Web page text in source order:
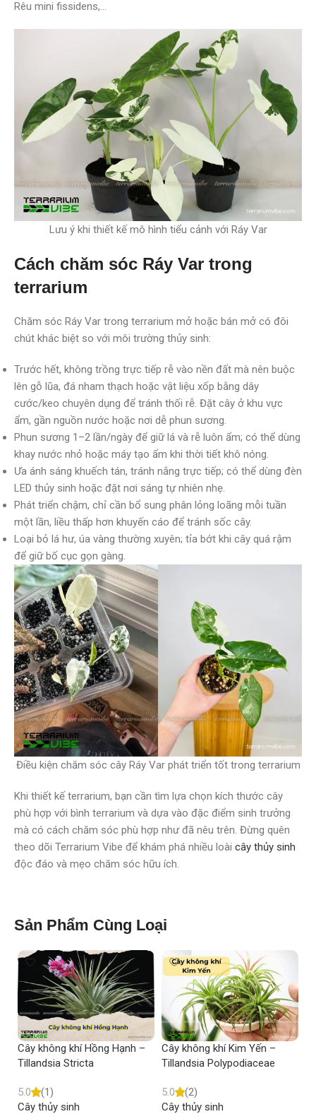
Rêu mini fissidens,…
Lưu ý khi thiết kế mô hình tiểu cảnh với Ráy Var
Cách chăm sóc Ráy Var trong
terrarium
Chăm sóc Ráy Var trong terrarium mở hoặc bán mở có đôi
chút khác biệt so với môi trường thủy sinh:
Trước hết, không trồng trực tiếp rễ vào nền đất mà nên buộc
lên gỗ lũa, đá nham thạch hoặc vật liệu xốp bằng dây
cước/keo chuyên dụng để tránh thối rễ. Đặt cây ở khu vực
ẩm, gần nguồn nước hoặc nơi dễ phun sương.
Phun sương 1–2 lần/ngày để giữ lá và rễ luôn ẩm; có thể dùng
khay nước nhỏ hoặc máy tạo ẩm khi thời tiết khô nóng.
Ưa ánh sáng khuếch tán, tránh nắng trực tiếp; có thể dùng đèn
LED thủy sinh hoặc đặt nơi sáng tự nhiên nhẹ.
Phát triển chậm, chỉ cần bổ sung phân lỏng loãng mỗi tuần
một lần, liều thấp hơn khuyến cáo để tránh sốc cây.
Loại bỏ lá hư, úa vàng thường xuyên; tỉa bớt khi cây quá rậm
để giữ bố cục gọn gàng.
Điều kiện chăm sóc cây Ráy Var phát triển tốt trong terrarium
Khi thiết kế terrarium, bạn cần tìm lựa chọn kích thước cây
phù hợp với bình terrarium và dựa vào đặc điểm sinh trưởng
mà có cách chăm sóc phù hợp như đã nêu trên. Đừng quên
theo dõi Terrarium Vibe để khám phá nhiều loài cây thủy sinh
độc đáo và mẹo chăm sóc hữu ích.
Sản Phẩm Cùng Loại
Cây không khí Hồng Hạnh –
Tillandsia Stricta
5.0
(1)
Cây thủy sinh
Cây không khí Kim Yến –
Tillandsia Polypodiaceae
5.0
(2)
Cây thủy sinh